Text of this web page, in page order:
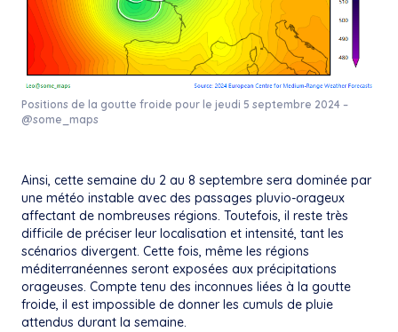
Positions de la goutte froide pour le jeudi 5 septembre 2024 –
@some_maps
Ainsi, cette semaine du 2 au 8 septembre sera dominée par
une météo instable avec des passages pluvio-orageux
affectant de nombreuses régions. Toutefois, il reste très
difficile de préciser leur localisation et intensité, tant les
scénarios divergent. Cette fois, même les régions
méditerranéennes seront exposées aux précipitations
orageuses. Compte tenu des inconnues liées à la goutte
froide, il est impossible de donner les cumuls de pluie
attendus durant la semaine.